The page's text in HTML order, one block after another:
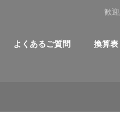
歓迎,
よくあるご質問 換算表